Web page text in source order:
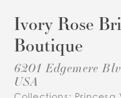
Ivory Rose
Boutique
6201 Edgemere
USA